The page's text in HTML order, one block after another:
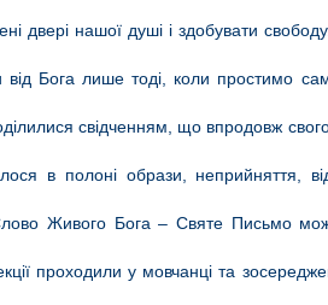
двері нашої душі і здобувати
Бога лише тоді, коли простимо
свідченням, що впродовж
в полоні образи, неприйняття,
Живого Бога – Святе Письмо
проходили у мовчанці та